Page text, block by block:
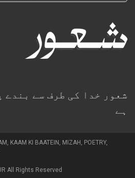
شعور خدا کی طرف سے بندے
ہے
, KAAM KI BAATEIN , MIZAH , POETRY,
All Rights Reserved